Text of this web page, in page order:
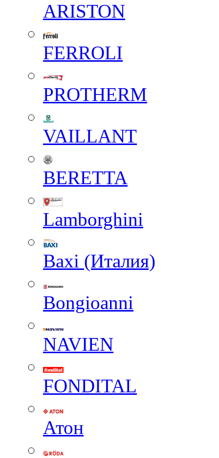
ARISTON
FERROLI
PROTHERM
VAILLANT
BERETTA
Lamborghini
Baxi (Италия)
Вongioanni
NAVIEN
FONDITAL
Атон